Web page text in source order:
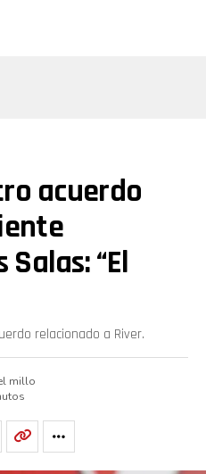
acuerdo
“El
relacionado a River.
millo